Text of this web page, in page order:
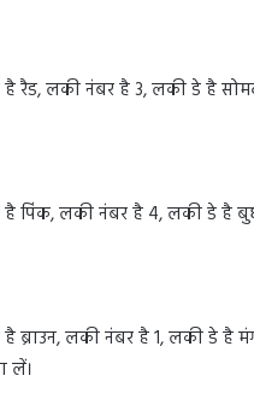
रैड, लकी नंबर है 3, लकी डे है
पिंक, लकी नंबर है 4, लकी डे है
ब्राउन, लकी नंबर है 1, लकी डे
लें।